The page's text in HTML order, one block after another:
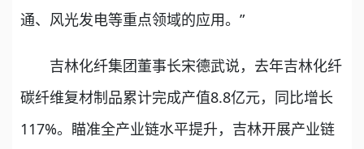
通、风光发电等重点领域的应用。”
吉林化纤集团董事长宋德武说，去年吉林化纤
碳纤维复材制品累计完成产值8.8亿元，同比增长
117%。瞄准全产业链水平提升，吉林开展产业链